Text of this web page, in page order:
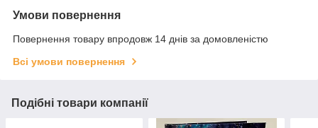
Умови повернення
Повернення товару впродовж 14 днів за домовленістю
Всі умови повернення
Подібні товари компанії